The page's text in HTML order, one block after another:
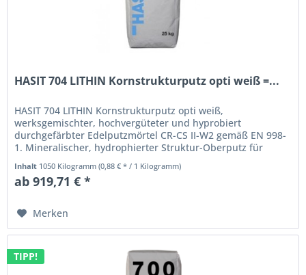
HASIT 704 LITHIN Kornstrukturputz opti weiß =...
HASIT 704 LITHIN Kornstrukturputz opti weiß,
werksgemischter, hochvergüteter und hyprobiert
durchgefärbter Edelputzmörtel CR-CS II-W2 gemäß EN 998-
1. Mineralischer, hydrophierter Struktur-Oberputz für
Inhalt 1050 Kilogramm(0,88 € * / 1 Kilogramm)
ab 919,71 € *
Merken
TIPP!